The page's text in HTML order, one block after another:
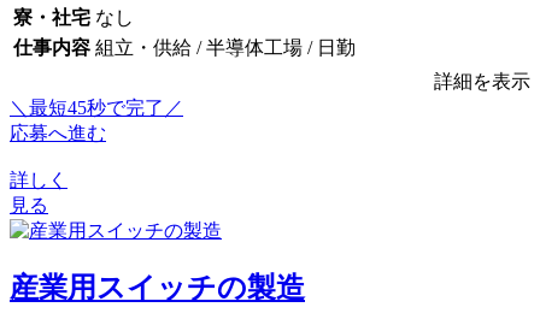
寮・社宅 なし
仕事内容 組立・供給 / 半導体工場 / 日勤
詳細を表示
＼最短45秒で完了／
応募へ進む
詳しく
見る
産業用スイッチの製造